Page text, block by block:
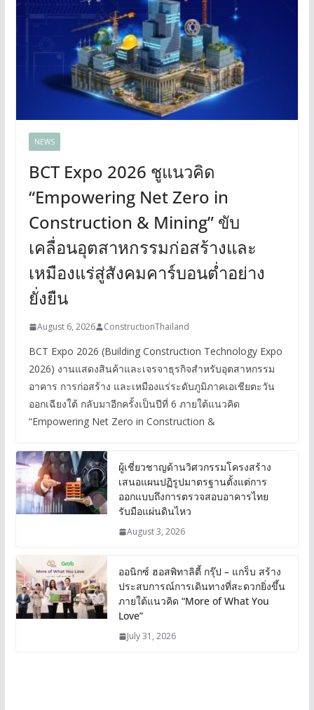
NEWS
BCT Expo 2026 ชูแนวคิด
“Empowering Net Zero in
Construction & Mining” ขับ
เคลื่อนอุตสาหกรรมก่อสร้างและ
เหมืองแร่สู่สังคมคาร์บอนต่ำอย่าง
ยั่งยืน
August 6, 2026 ConstructionThailand
BCT Expo 2026 (Building Construction Technology Expo
2026) งานแสดงสินค้าและเจรจาธุรกิจสำหรับอุตสาหกรรม
อาคาร การก่อสร้าง และเหมืองแร่ระดับภูมิภาคเอเชียตะวัน
ออกเฉียงใต้ กลับมาอีกครั้งเป็นปีที่ 6 ภายใต้แนวคิด
“Empowering Net Zero in Construction &
ผู้เชี่ยวชาญด้านวิศวกรรมโครงสร้าง
เสนอแผนปฏิรูปมาตรฐานตั้งแต่การ
ออกแบบถึงการตรวจสอบอาคารไทย
รับมือแผ่นดินไหว
August 3, 2026
ออนิกซ์ ฮอสพิทาลิตี้ กรุ๊ป – แกร็บ สร้าง
ประสบการณ์การเดินทางที่สะดวกยิ่งขึ้น
ภายใต้แนวคิด “More of What You
Love”
July 31, 2026